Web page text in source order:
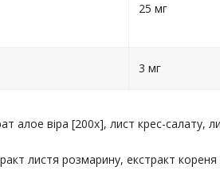
25 мг
3 мг
алое віра [200x], лист крес-салату,
листя розмарину, екстракт